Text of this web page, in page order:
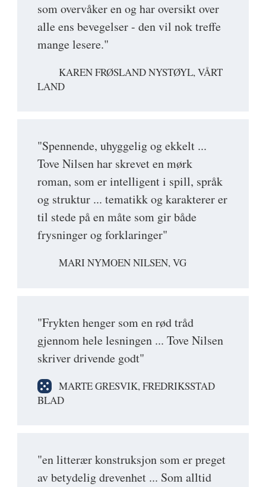
som overvåker en og har oversikt over
alle ens bevegelser - den vil nok treffe
mange lesere."
KAREN FRØSLAND NYSTØYL, VÅRT
LAND
"Spennende, uhyggelig og ekkelt ...
Tove Nilsen har skrevet en mørk
roman, som er intelligent i spill, språk
og struktur ... tematikk og karakterer er
til stede på en måte som gir både
frysninger og forklaringer"
MARI NYMOEN NILSEN, VG
"Frykten henger som en rød tråd
gjennom hele lesningen ... Tove Nilsen
skriver drivende godt"
MARTE GRESVIK, FREDRIKSSTAD
BLAD
"en litterær konstruksjon som er preget
av betydelig drevenhet ... Som alltid